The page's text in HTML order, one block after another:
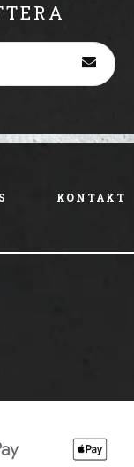
KONTAKT